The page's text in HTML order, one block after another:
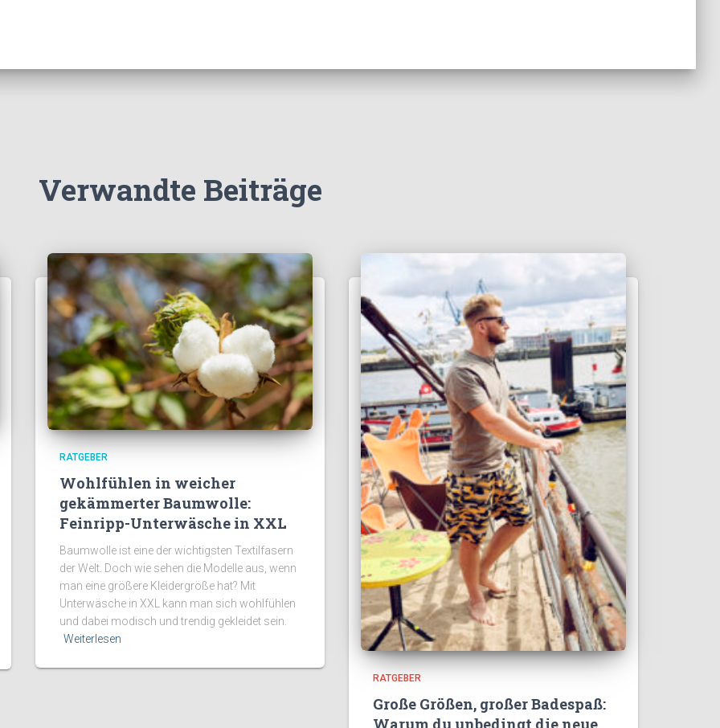
Verwandte Beiträge
RATGEBER
Wohlfühlen in weicher
gekämmerter Baumwolle:
Feinripp-Unterwäsche in XXL
Baumwolle ist eine der wichtigsten Textilfasern
der Welt. Doch wie sehen die Modelle aus, wenn
man eine größere Kleidergröße hat? Mit
Unterwäsche in XXL kann man sich wohlfühlen
und dabei modisch und trendig gekleidet sein.
Weiterlesen
RATGEBER
Große Größen, großer Badespaß:
Warum du unbedingt die neue